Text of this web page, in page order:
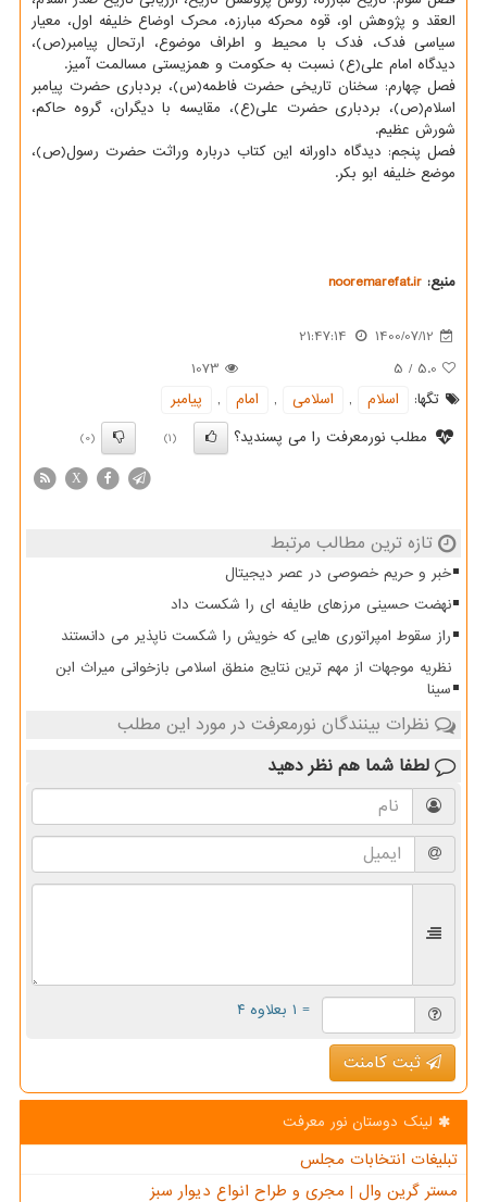
العقد و پژوهش او، قوه محرکه مبارزه، محرک اوضاع خلیفه اول، معیار
سیاسی فدک، فدک با محیط و اطراف موضوع، ارتحال پیامبر(ص)،
دیدگاه امام علی(ع) نسبت به حکومت و همزیستی مسالمت آمیز.
فصل چهارم: سخنان تاریخی حضرت فاطمه(س)، بردباری حضرت پیامبر
اسلام(ص)، بردباری حضرت علی(ع)، مقایسه با دیگران، گروه حاکم،
شورش عظیم.
فصل پنجم: دیدگاه داورانه این کتاب درباره وراثت حضرت رسول(ص)،
موضع خلیفه ابو بکر.
منبع: nooremarefat.ir
1400/07/12
21:47:14
5.0
/
5
1073
تگها:
اسلام , اسلامی , امام ,
پیامبر
مطلب نورمعرفت را می پسندید؟
(1)
(0)
X
تازه ترین مطالب مرتبط
خبر و حریم خصوصی در عصر دیجیتال
نهضت حسینی مرزهای طایفه ای را شکست داد
راز سقوط امپراتوری هایی که خویش را شکست ناپذیر می دانستند
نظریه موجهات از مهم ترین نتایج منطق اسلامی بازخوانی میراث ابن
سینا
نظرات بینندگان نورمعرفت در مورد این مطلب
لطفا شما هم نظر دهید
= ۱ بعلاوه ۴
ثبت کامنت
لینک دوستان نور معرفت
تبلیغات انتخابات مجلس
مستر گرین وال | مجری و طراح انواع دیوار سبز